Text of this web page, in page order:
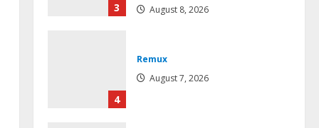
3 August 8, 2026
4
Remux
August 7, 2026